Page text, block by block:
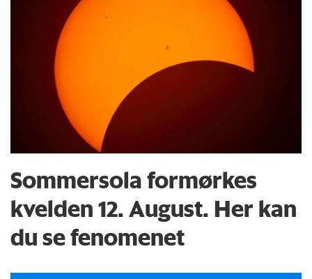
Sommersola formørkes
kvelden 12. August. Her kan
du se fenomenet